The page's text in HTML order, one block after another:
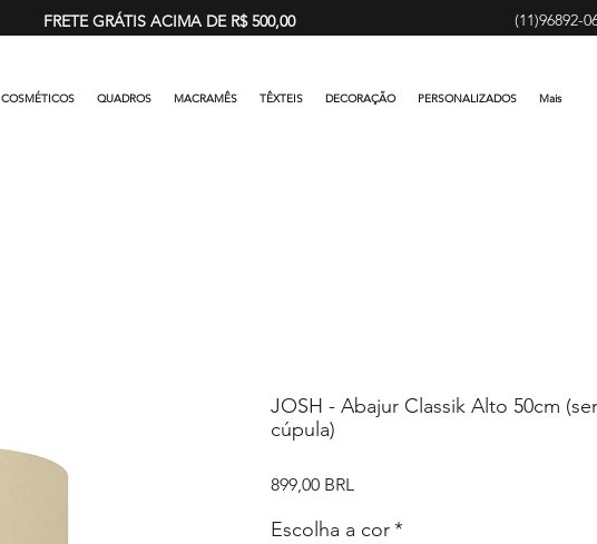
FRETE GRÁTIS ACIMA DE R$ 500,00 (11)96892-
COSMÉTICOS QUADROS MACRAMÊS TÊXTEIS DECORAÇÃO PERSONALIZADOS Mais
JOSH - Abajur Classik Alto 50cm
cúpula)
899,00 BRL
Escolha a cor*